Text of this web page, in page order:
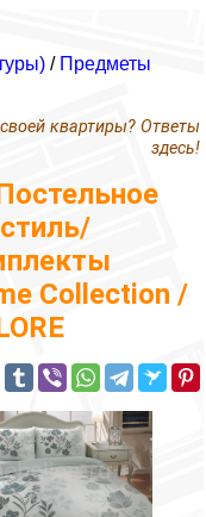
/ Предметы
квартиры? Ответы
здесь!
Collection /